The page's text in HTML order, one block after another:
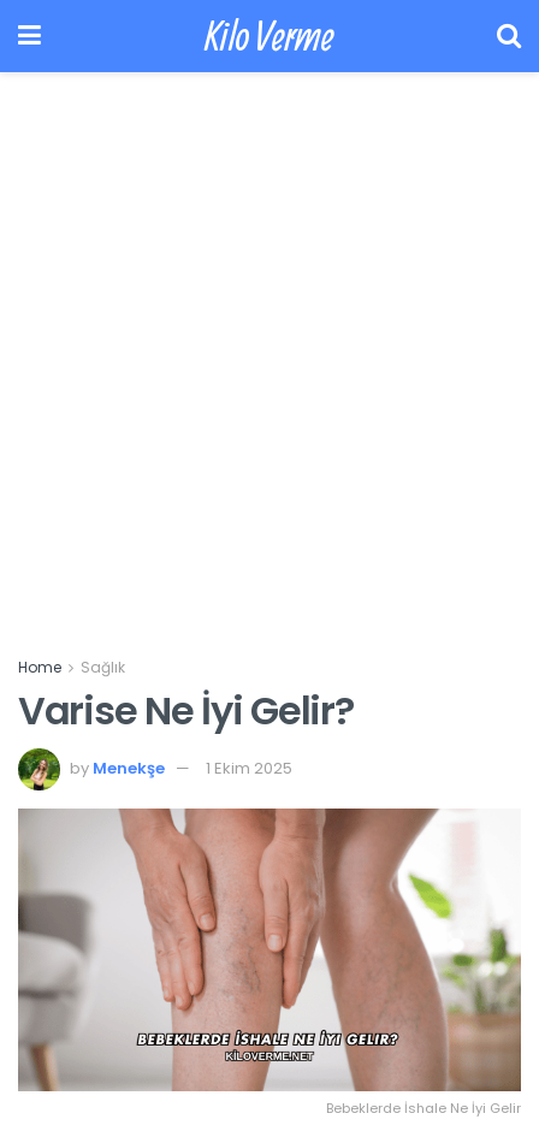
Kilo Verme
Home Sağlık
Varise Ne İyi Gelir?
by Menekşe 1 Ekim 2025
Bebeklerde İshale Ne İyi Gelir